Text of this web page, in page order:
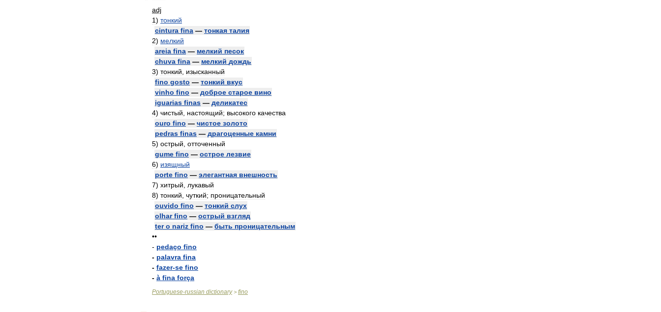
adj
1) тонкий
cintura fina — тонкая талия
2) мелкий
areia fina — мелкий песок
chuva fina — мелкий дождь
3) тонкий
изысканный
fino gosto — тонкий вкус
vinho fino — доброе старое вино
iguarias finas — деликатес
4) чистый настоящий; высокого качества
ouro fino — чистое золото
pedras finas — драгоценные камни
5) острый отточенный
gume fino — острое лезвие
6) изящный
porte fino — элегантная внешность
7) хитрый
лукавый
8) тонкий чуткий; проницательный
ouvido fino — тонкий слух
olhar fino — острый взгляд
ter o nariz fino — быть проницательным
••
- pedaço fino
- palavra fina
- fazer-se fino
- à fina força
Portuguese-russian dictionary> fino